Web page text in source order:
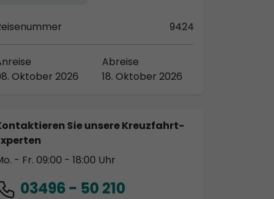
9424
Oktober 2026
Abreise
18. Oktober 2026
Sie unsere Kreuzfahrt-
- Fr. 09:00 - 18:00 Uhr
03496 - 50 210